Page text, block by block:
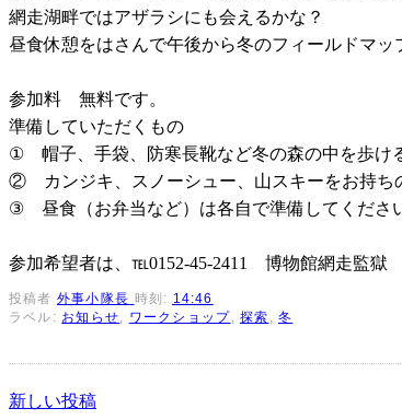
網走湖畔ではアザラシにも会えるかな？
昼食休憩をはさんで午後から冬のフィールドマッ
参加料 無料です。
準備していただくもの
① 帽子、手袋、防寒長靴など冬の森の中を歩け
② カンジキ、スノーシュー、山スキーをお持ち
③ 昼食（お弁当など）は各自で準備してくださ
参加希望者は、℡0152-45-2411 博物館網走監獄
投稿者 外事小隊長 時刻: 14:46
ラベル: お知らせ, ワークショップ, 探索 , 冬
新しい投稿